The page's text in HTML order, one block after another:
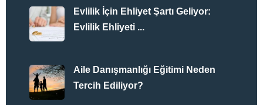
Evlilik İçin Ehliyet Şartı Geliyor:
Evlilik Ehliyeti ...
Aile Danışmanlığı Eğitimi Neden
Tercih Ediliyor?